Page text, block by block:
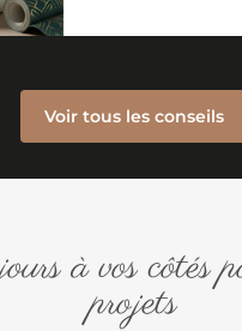
Voir tous les conseils
à vos côtés
projets